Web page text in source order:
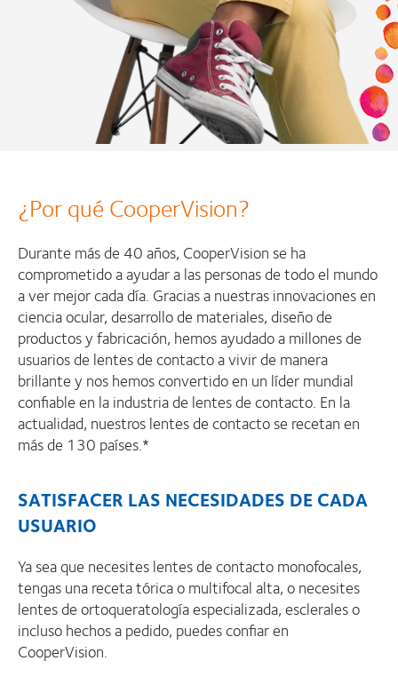
¿Por qué CooperVision?
Durante más de 40 años, CooperVision se ha
comprometido a ayudar a las personas de todo el mundo
a ver mejor cada día. Gracias a nuestras innovaciones en
ciencia ocular, desarrollo de materiales, diseño de
productos y fabricación, hemos ayudado a millones de
usuarios de lentes de contacto a vivir de manera
brillante y nos hemos convertido en un líder mundial
confiable en la industria de lentes de contacto. En la
actualidad, nuestros lentes de contacto se recetan en
más de 130 países.*
SATISFACER LAS NECESIDADES DE CADA
USUARIO
Ya sea que necesites lentes de contacto monofocales,
tengas una receta tórica o multifocal alta, o necesites
lentes de ortoqueratología especializada, esclerales o
incluso hechos a pedido, puedes confiar en
CooperVision.